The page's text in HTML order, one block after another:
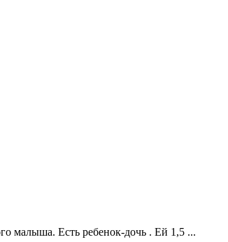
малыша. Есть ребенок-дочь . Ей 1,5 ...